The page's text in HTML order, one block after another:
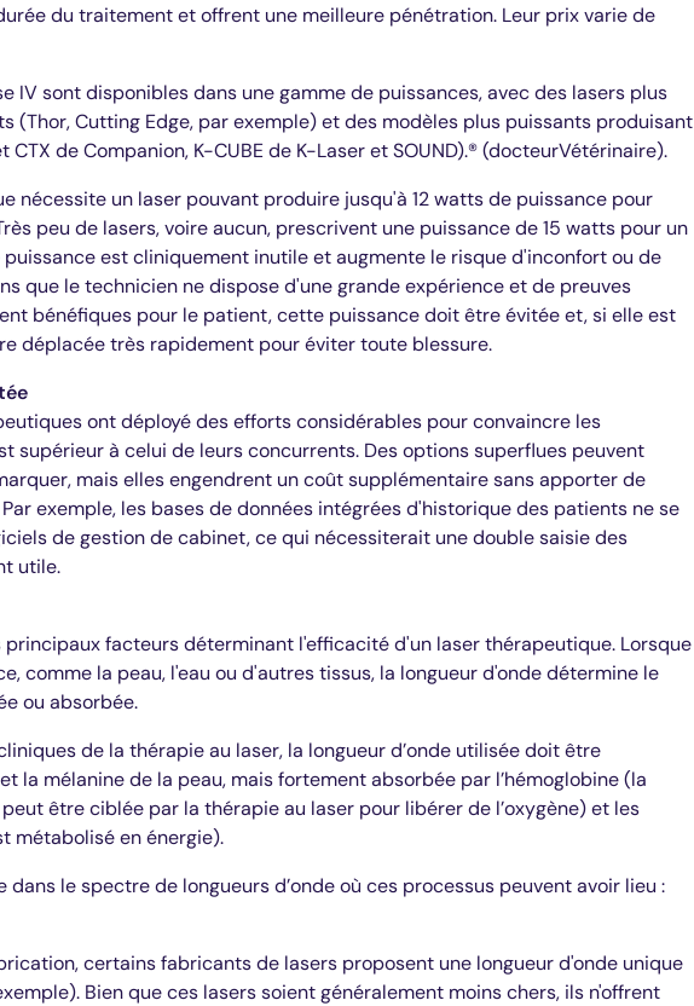
du traitement et offrent une meilleure pénétration. Leur prix varie de
IV sont disponibles dans une gamme de puissances, avec des lasers plus
(Thor, Cutting Edge, par exemple) et des modèles plus puissants produisant
CTX de Companion, K-CUBE de K-Laser et SOUND).®(docteurVétérinaire).
nécessite un laser pouvant produire jusqu'à 12 watts de puissance pour
peu de lasers, voire aucun, prescrivent une puissance de 15 watts pour un
est cliniquement inutile et augmente le risque d'inconfort ou de
que le technicien ne dispose d'une grande expérience et de preuves
bénéfiques pour le patient, cette puissance doit être évitée et, si elle est
déplacée très rapidement pour éviter toute blessure.
ont déployé des efforts considérables pour convaincre les
supérieur à celui de leurs concurrents. Des options superflues peuvent
mais elles engendrent un coût supplémentaire sans apporter de
exemple, les bases de données intégrées d'historique des patients ne se
de gestion de cabinet, ce qui nécessiterait une double saisie des
utile.
principaux facteurs déterminant l'efficacité d'un laser thérapeutique. Lorsque
comme la peau, l'eau ou d'autres tissus, la longueur d'onde détermine le
ou absorbée.
de la thérapie au laser, la longueur d’onde utilisée doit être
la mélanine de la peau, mais fortement absorbée par l’hémoglobine (la
être ciblée par la thérapie au laser pour libérer de l’oxygène) et les
métabolisé en énergie).
dans le spectre de longueurs d’onde où ces processus peuvent avoir lieu :
certains fabricants de lasers proposent une longueur d'onde unique
Bien que ces lasers soient généralement moins chers, ils n'offrent